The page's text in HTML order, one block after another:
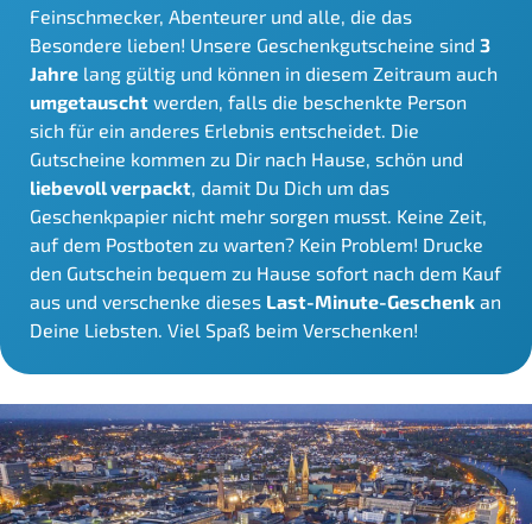
Feinschmecker, Abenteurer und alle, die das
Besondere lieben! Unsere Geschenkgutscheine sind3
Jahre lang gültig und können in diesem Zeitraum auch
umgetauscht werden, falls die beschenkte Person
sich für ein anderes Erlebnis entscheidet. Die
Gutscheine kommen zu Dir nach Hause, schön und
liebevoll verpackt, damit Du Dich um das
Geschenkpapier nicht mehr sorgen musst. Keine Zeit,
auf dem Postboten zu warten? Kein Problem! Drucke
den Gutschein bequem zu Hause sofort nach dem Kauf
aus und verschenke dieses Last-Minute-Geschenk an
Deine Liebsten. Viel Spaß beim Verschenken!